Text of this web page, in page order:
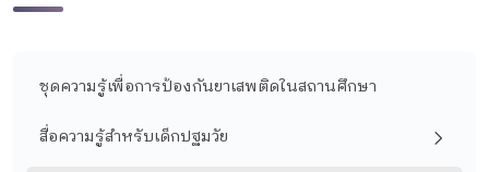
ชุดความรู้เพื่อการป้องกันยาเสพติดในสถานศึกษา
สื่อความรู้สำหรับเด็กปฐมวัย